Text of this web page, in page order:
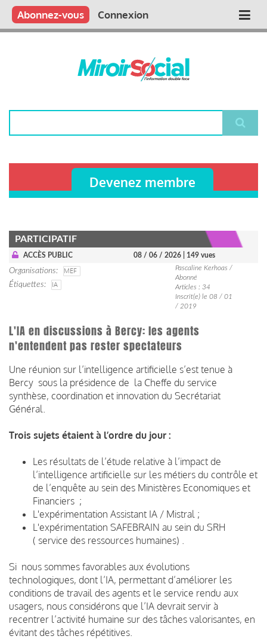
Aller
contenu
Main
Qui sommes nous ?
Vous publiez
Nous publions
Contactez-nous
Abonnez-vous Connexion
Devenez membre
PARTICIPATIF
ACCÈS PUBLIC 08 / 06 / 2026 | 149 vues
Organisations
MEF
Étiquettes
IA
Pascaline Kerhoas /
Abonné
Articles : 34
Inscrit(e) le 08 / 01
/ 2019
L'IA en discussions à Bercy: les agents
n'entendent pas rester spectateurs
Une réunion sur l’intelligence artificielle s’est tenue à
Bercy sous la présidence de la Cheffe du service
synthèse, coordination et innovation du Secrétariat
Général.
Trois sujets étaient à l’ordre du jour :
Les résultats de l’étude relative à l’impact de
l’intelligence artificielle sur les métiers du contrôle et
de l’enquête au sein des Ministères Economiques et
Financiers ;
L'expérimentation Assistant IA / Mistral ;
L'expérimentation SAFEBRAIN au sein du SRH
( service des ressources humaines) .
Si nous sommes favorables aux évolutions
technologiques, dont l’IA, permettant d’améliorer les
conditions de travail des agents et le service rendu aux
usagers, nous considérons que l’IA devrait servir à
recentrer l’activité humaine sur des tâches valorisantes, en
évitant des tâches répétitives.